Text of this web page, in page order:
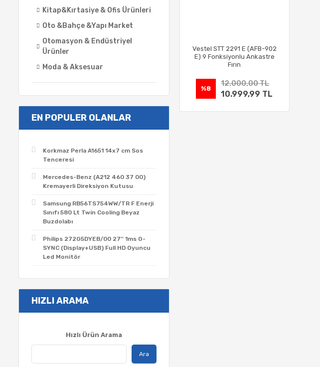
Kitap&Kırtasiye & Ofis Ürünleri
Oto &Bahçe &Yapı Market
Otomasyon & Endüstriyel
Ürünler
Moda & Aksesuar
EN POPULER OLANLAR
Korkmaz Perla A1651 14x7 cm Sos
Tenceresi
Mercedes-Benz (A212 460 37 00)
Kremayerli Direksiyon Kutusu
Samsung RB56TS754WW/TR F Enerji
Sınıfı 580 Lt Twin Cooling Beyaz
Buzdolabı
Philips 272G5DYEB/00 27'' 1ms G-
SYNC (Display+USB) Full HD Oyuncu
Led Monitör
HIZLI ARAMA
Hızlı Ürün Arama
Ara
Vestel STT 2291 E (AFB-902
E) 9 Fonksiyonlu Ankastre
Fırın
%8
12.000,00 TL
10.999,99 TL